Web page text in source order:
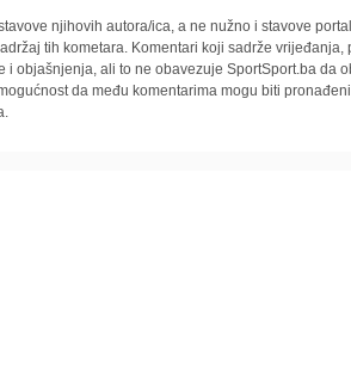
njihovih autora/ica, a ne nužno i stavove
tih kometara. Komentari koji sadrže vrijeđanja,
objašnjenja, ali to ne obavezuje SportSport.ba da
da među komentarima mogu biti